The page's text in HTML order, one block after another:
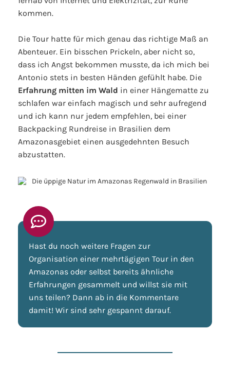
kommen.
Die Tour hatte für mich genau das richtige Maß an
Abenteuer. Ein bisschen Prickeln, aber nicht so,
dass ich Angst bekommen musste, da ich mich bei
Antonio stets in besten Händen gefühlt habe. Die
Erfahrung mitten im Wald in einer Hängematte zu
schlafen war einfach magisch und sehr aufregend
und ich kann nur jedem empfehlen, bei einer
Backpacking Rundreise in Brasilien dem
Amazonasgebiet einen ausgedehnten Besuch
abzustatten.
Hast du noch weitere Fragen zur
Organisation einer mehrtägigen Tour in den
Amazonas oder selbst bereits ähnliche
Erfahrungen gesammelt und willst sie mit
uns teilen? Dann ab in die Kommentare
damit! Wir sind sehr gespannt darauf.